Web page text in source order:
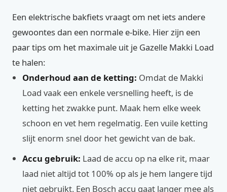
Een elektrische bakfiets vraagt om net iets andere
gewoontes dan een normale e-bike. Hier zijn een
paar tips om het maximale uit je Gazelle Makki Load
te halen:
Onderhoud aan de ketting: Omdat de Makki
Load vaak een enkele versnelling heeft, is de
ketting het zwakke punt. Maak hem elke week
schoon en vet hem regelmatig. Een vuile ketting
slijt enorm snel door het gewicht van de bak.
Accu gebruik: Laad de accu op na elke rit, maar
laad niet altijd tot 100% op als je hem langere tijd
niet gebruikt. Een Bosch accu gaat langer mee als